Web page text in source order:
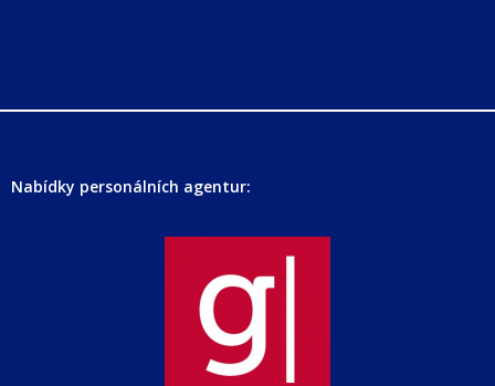
Nabídky personálních agentur: